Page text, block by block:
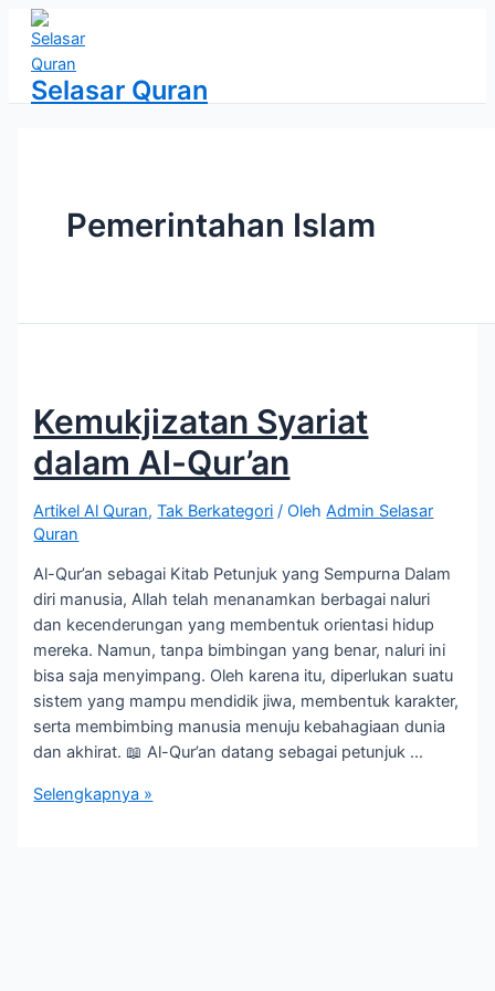
Lewati
konten
Selasar Quran
Pemerintahan Islam
Kemukjizatan Syariat
dalam Al-Qur’an
Artikel Al Quran,Tak Berkategori / OlehAdmin Selasar
Quran
Al-Qur’an sebagai Kitab Petunjuk yang Sempurna Dalam
diri manusia, Allah telah menanamkan berbagai naluri
dan kecenderungan yang membentuk orientasi hidup
mereka. Namun, tanpa bimbingan yang benar, naluri ini
bisa saja menyimpang. Oleh karena itu, diperlukan suatu
sistem yang mampu mendidik jiwa, membentuk karakter,
serta membimbing manusia menuju kebahagiaan dunia
dan akhirat. 📖 Al-Qur’an datang sebagai petunjuk …
Kemukjizatan
Selengkapnya »